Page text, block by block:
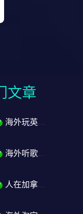
文章
海外玩英雄联盟延迟高怎么办？国服LOL降延迟完整指南
海外听歌歌曲变灰怎么办？网易云QQ音乐版权限制解决指南
人在加拿大怎么用淘宝？华人留学生购物教程解决方案来了